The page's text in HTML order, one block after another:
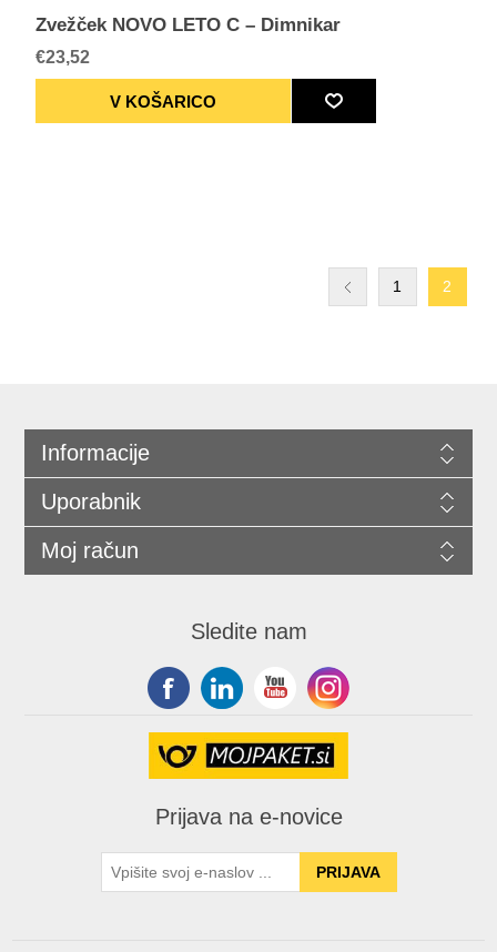
Zvežček NOVO LETO C – Dimnikar
€23,52
1 2
Informacije
Uporabnik
Moj račun
Sledite nam
Prijava na e-novice